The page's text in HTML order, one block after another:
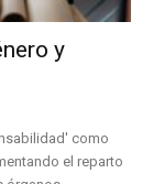
y
como
el reparto